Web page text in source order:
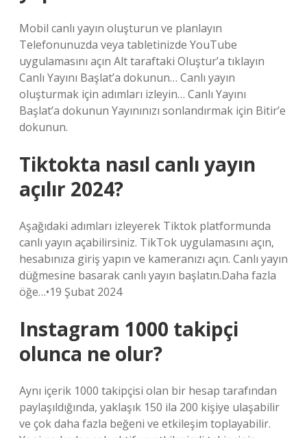
Mobil canlı yayın oluşturun ve planlayın
Telefonunuzda veya tabletinizde YouTube
uygulamasını açın Alt taraftaki Oluştur’a tıklayın
Canlı Yayını Başlat’a dokunun… Canlı yayın
oluşturmak için adımları izleyin… Canlı Yayını
Başlat’a dokunun Yayınınızı sonlandırmak için Bitir’e
dokunun.
Tiktokta nasıl canlı yayın
açılır 2024?
Aşağıdaki adımları izleyerek Tiktok platformunda
canlı yayın açabilirsiniz. TikTok uygulamasını açın,
hesabınıza giriş yapın ve kameranızı açın. Canlı yayın
düğmesine basarak canlı yayın başlatın.Daha fazla
öğe…•19 Şubat 2024
Instagram 1000 takipçi
olunca ne olur?
Aynı içerik 1000 takipçisi olan bir hesap tarafından
paylaşıldığında, yaklaşık 150 ila 200 kişiye ulaşabilir
ve çok daha fazla beğeni ve etkileşim toplayabilir.